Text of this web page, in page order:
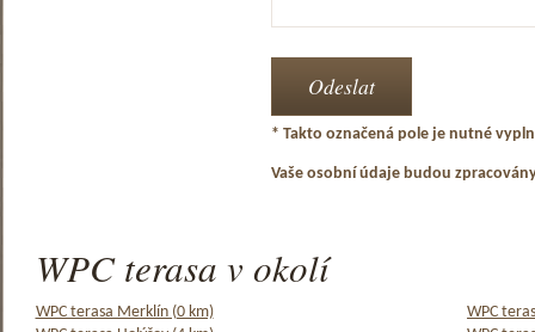
* Takto označená pole je nutné
Vaše osobní údaje budou
WPC terasa v okolí
WPC terasa Merklín (0 km)
WPC